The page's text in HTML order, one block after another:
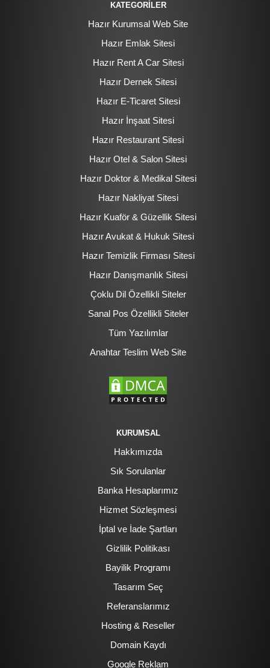
KATEGORİLER
Hazır Kurumsal Web Site
Hazır Emlak Sitesi
Hazır Rent A Car Sitesi
Hazır Dernek Sitesi
Hazır E-Ticaret Sitesi
Hazır İnşaat Sitesi
Hazır Restaurant Sitesi
Hazır Otel & Salon Sitesi
Hazır Doktor & Medikal Sitesi
Hazır Nakliyat Sitesi
Hazır Kuaför & Güzellik Sitesi
Hazır Avukat & Hukuk Sitesi
Hazır Temizlik Firması Sitesi
Hazır Danışmanlık Sitesi
Çoklu Dil Özellikli Siteler
Sanal Pos Özellikli Siteler
Tüm Yazılımlar
Anahtar Teslim Web Site
KURUMSAL
Hakkımızda
Sık Sorulanlar
Banka Hesaplarımız
Hizmet Sözleşmesi
İptal ve İade Şartları
Gizlilik Politikası
Bayilik Programı
Tasarım Seç
Referanslarımız
Hosting & Reseller
Domain Kaydı
Google Reklam